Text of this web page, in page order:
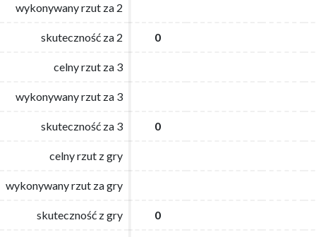
wykonywany rzut za 2
skuteczność za 2 0
celny rzut za 3
wykonywany rzut za 3
skuteczność za 3 0
celny rzut z gry
wykonywany rzut za gry
skuteczność z gry 0
wykonywany rzut za 2
skuteczność za 2 0
celny rzut za 3
wykonywany rzut za 3
skuteczność za 3 0
celny rzut z gry
wykonywany rzut za gry
skuteczność z gry 0